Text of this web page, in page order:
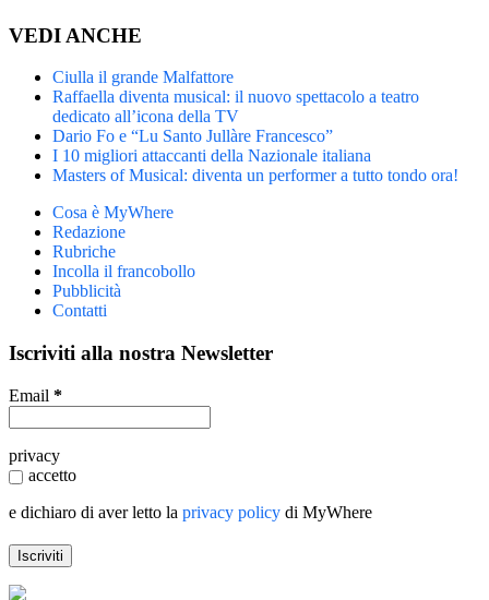
VEDI ANCHE
Ciulla il grande Malfattore
Raffaella diventa musical: il nuovo spettacolo a teatro
dedicato all’icona della TV
Dario Fo e “Lu Santo Jullàre Francesco”
I 10 migliori attaccanti della Nazionale italiana
Masters of Musical: diventa un performer a tutto tondo ora!
Cosa è MyWhere
Redazione
Rubriche
Incolla il francobollo
Pubblicità
Contatti
Iscriviti alla nostra Newsletter
Email *
privacy
accetto
e dichiaro di aver letto la privacy policy di MyWhere